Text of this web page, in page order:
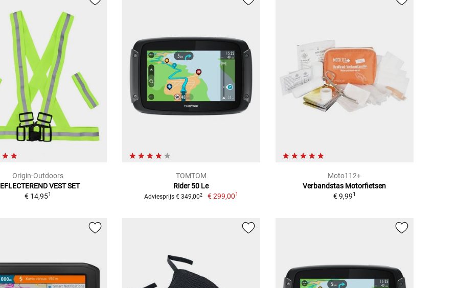
Origin-Outdoors
VEST SET
€ 14,951
TOMTOM
Rider 50 Le
Adviesprijs € 349,002 € 299,001
Moto112+
Verbandstas Motorfietsen
€ 9,991